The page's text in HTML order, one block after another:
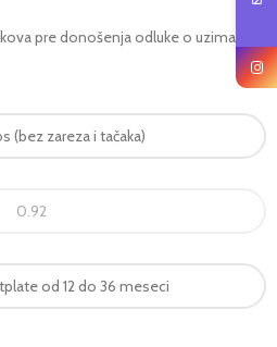
pre donošenja odluke o uzimanju